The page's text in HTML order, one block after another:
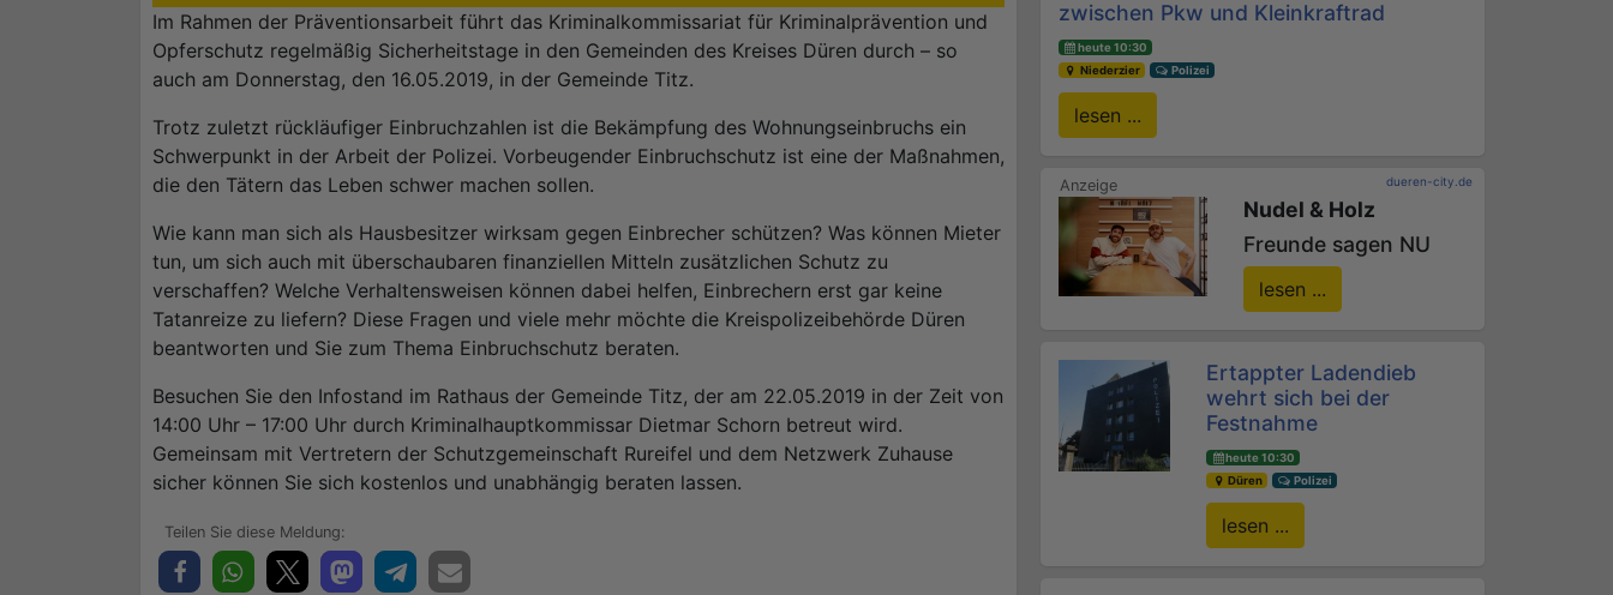
Im Rahmen der Präventionsarbeit führt das Kriminalkommissariat für Kriminalprävention und
Opferschutz regelmäßig Sicherheitstage in den Gemeinden des Kreises Düren durch – so
auch am Donnerstag, den 16.05.2019, in der Gemeinde Titz.
Trotz zuletzt rückläufiger Einbruchzahlen ist die Bekämpfung des Wohnungseinbruchs ein
Schwerpunkt in der Arbeit der Polizei. Vorbeugender Einbruchschutz ist eine der Maßnahmen,
die den Tätern das Leben schwer machen sollen.
Wie kann man sich als Hausbesitzer wirksam gegen Einbrecher schützen? Was können Mieter
tun, um sich auch mit überschaubaren finanziellen Mitteln zusätzlichen Schutz zu
verschaffen? Welche Verhaltensweisen können dabei helfen, Einbrechern erst gar keine
Tatanreize zu liefern? Diese Fragen und viele mehr möchte die Kreispolizeibehörde Düren
beantworten und Sie zum Thema Einbruchschutz beraten.
Besuchen Sie den Infostand im Rathaus der Gemeinde Titz, der am 22.05.2019 in der Zeit von
14:00 Uhr – 17:00 Uhr durch Kriminalhauptkommissar Dietmar Schorn betreut wird.
Gemeinsam mit Vertretern der Schutzgemeinschaft Rureifel und dem Netzwerk Zuhause
sicher können Sie sich kostenlos und unabhängig beraten lassen.
zwischen Pkw und Kleinkraftrad
heute 10:30
Niederzier
Polizei
lesen ...
dueren-city.de
Nudel & Holz
Freunde sagen NU
lesen ...
Ertappter Ladendieb
wehrt sich bei der
Festnahme
heute 10:30
Düren
Polizei
lesen ...